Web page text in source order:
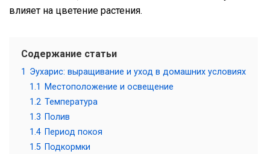
влияет на цветение растения.
Содержание статьи
1 Эухарис: выращивание и уход в домашних условиях
1.1
Местоположение и освещение
1.2 Температура
1.3 Полив
1.4 Период покоя
1.5 Подкормки